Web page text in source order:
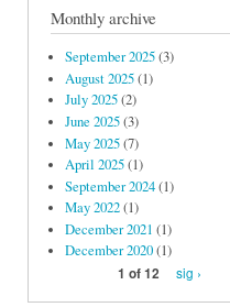
Monthly archive
September 2025(3)
August 2025(1)
July 2025(2)
June 2025(3)
May 2025(7)
April 2025(1)
September 2024(1)
May 2022(1)
December 2021 (1)
December 2020(1)
1 of 12
sig ›